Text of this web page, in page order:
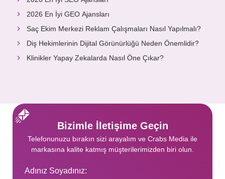
2026 En İyi GEO Ajansları
Saç Ekim Merkezi Reklam Çalışmaları Nasıl Yapılmalı?
Diş Hekimlerinin Dijital Görünürlüğü Neden Önemlidir?
Klinikler Yapay Zekalarda Nasıl Öne Çıkar?
Bizimle İletişime Geçin
Telefonunuzu bırakın sizi arayalım ve Crabs Media ile
markasına kalite katmış müşterilerimizden biri olun.
Adınız Soyadınız: